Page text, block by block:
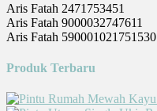
Aris Fatah 2471753451
Aris Fatah 9000032747611
Aris Fatah 590001021751530
Produk Terbaru